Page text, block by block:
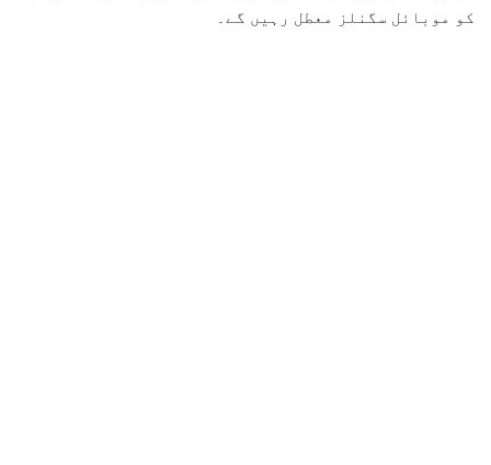
کو موبائل سگنلز معطل رہیں گے۔